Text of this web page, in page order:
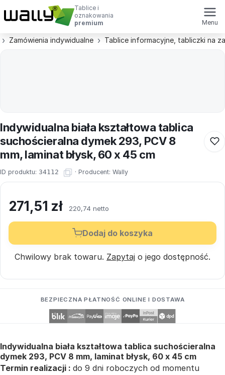
Tablice i
oznakowania
premium
Menu
Zamówienia indywidualne Tablice informacyjne, tabliczki na
Indywidualna biała kształtowa tablica
suchościeralna dymek 293, PCV 8
mm, laminat błysk, 60 x 45 cm
ID produktu: 34112 · Producent: Wally
271,51 zł 220,74 netto
Dodaj do koszyka
Chwilowy brak towaru. Zapytaj o jego dostępność.
BEZPIECZNA PŁATNOŚĆ ONLINE I DOSTAWA
Indywidualna biała kształtowa tablica suchościeralna
dymek 293, PCV 8 mm, laminat błysk, 60 x 45 cm
Termin realizacji : do 9 dni roboczych od momentu